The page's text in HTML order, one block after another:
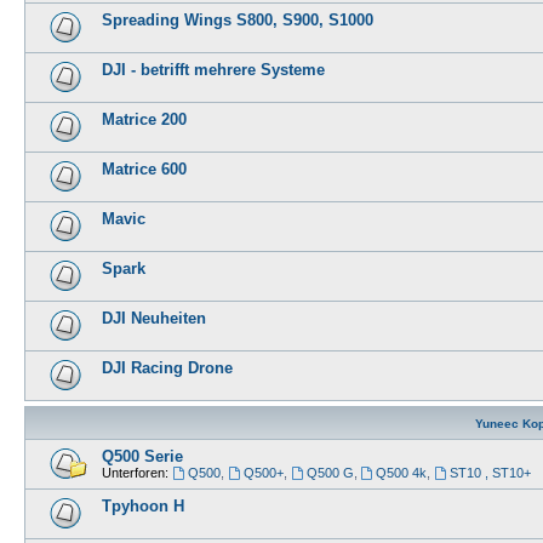
Spreading Wings S800, S900, S1000
DJI - betrifft mehrere Systeme
Matrice 200
Matrice 600
Mavic
Spark
DJI Neuheiten
DJI Racing Drone
Yuneec
Q500 Serie
Unterforen: Q500, Q500+, Q500 G Q500 4k ST10 , ST10+
Tpyhoon H